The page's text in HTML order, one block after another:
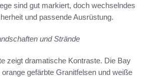
sind gut markiert, doch wechselndes
und passende Ausrüstung.
und Strände
zeigt dramatische Kontraste. Die Bay
gefärbte Granitfelsen und weiße